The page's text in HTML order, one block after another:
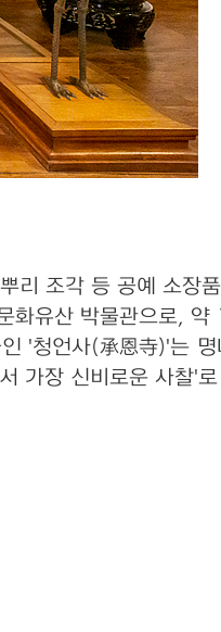
리 조각 등 공예 소장
화유산 박물관으로,
'청언사(承恩寺)'는
가장 신비로운 사찰'